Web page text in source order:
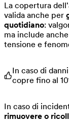
La copertura
valida anche per
quotidiano:
ma include
tensione e
In caso di
copre fino al
In caso di
rimuovere o